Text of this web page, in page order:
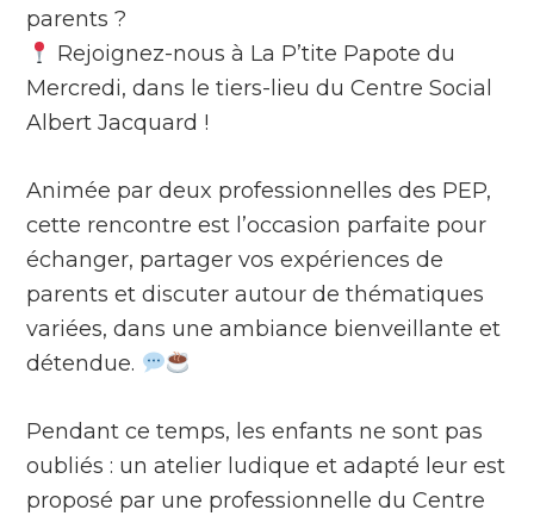
parents ?
Rejoignez-nous à La P’tite Papote du
Mercredi, dans le tiers-lieu du Centre Social
Albert Jacquard !
Animée par deux professionnelles des PEP,
cette rencontre est l’occasion parfaite pour
échanger, partager vos expériences de
parents et discuter autour de thématiques
variées, dans une ambiance bienveillante et
détendue.
Pendant ce temps, les enfants ne sont pas
oubliés : un atelier ludique et adapté leur est
proposé par une professionnelle du Centre